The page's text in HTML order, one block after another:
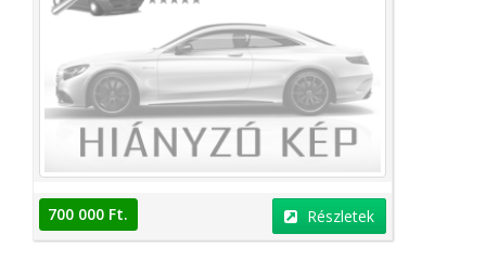
700 000 Ft. Részletek